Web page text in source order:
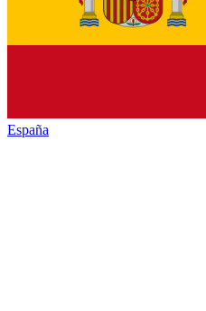
España